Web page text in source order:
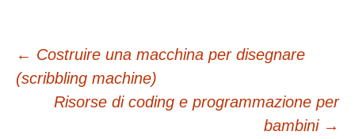
Navigazione
articolo
← Costruire una macchina per disegnare
(scribbling machine)
Risorse di coding e programmazione per
bambini →